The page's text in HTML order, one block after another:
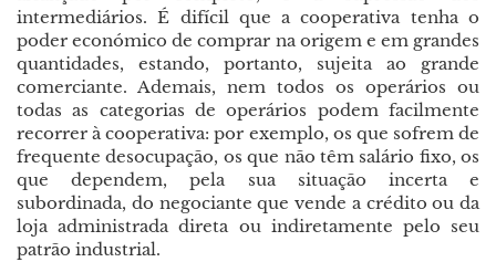
intermediários. É difícil que a cooperativa tenha o
poder económico de comprar na origem e em grandes
quantidades, estando, portanto, sujeita ao grande
comerciante. Ademais, nem todos os operários ou
todas as categorias de operários podem facilmente
recorrer à cooperativa: por exemplo, os que sofrem de
frequente desocupação, os que não têm salário fixo, os
que dependem, pela sua situação incerta e
subordinada, do negociante que vende a crédito ou da
loja administrada direta ou indiretamente pelo seu
patrão industrial.